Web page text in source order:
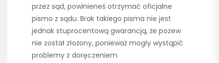
przez sąd, powinieneś otrzymać oficjalne
pismo z sądu. Brak takiego pisma nie jest
jednak stuprocentową gwarancją, że pozew
nie został złożony, ponieważ mogły wystąpić
problemy z doręczeniem.